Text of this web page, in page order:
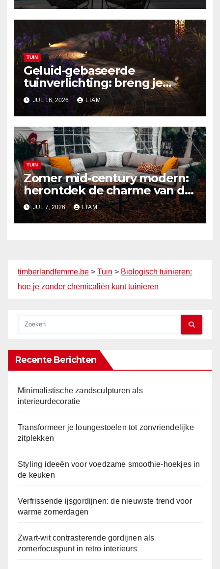
TUIN
Geluid-gebaseerde
tuinverlichting: breng je
buitenruimte tot leven met
audio-reactieve technologie
JUL 16, 2026 LIAM
TUIN
Zomer mid-century modern:
herontdek de charme van de
jaren ’50 in je tuin
JUL 7, 2026 LIAM
timberlandfemme.be > Tuin > Biologisch tuinieren:
hoe je zonder chemicaliën kunt tuinieren
Recente Berichten
Minimalistische zandsculpturen als
interieurdecoratie
Transformeer je loungestoelen tot zonvriendelijke
zitplekken
Styling ideeën voor voedzame smoothie-hoekjes in
de keuken
Verfrissende ijsgordijnen: de nieuwste trend voor
warme zomerdagen
Zwart-wit contrasterende gordijnen als
zomerfocuspunt in retro interieurs